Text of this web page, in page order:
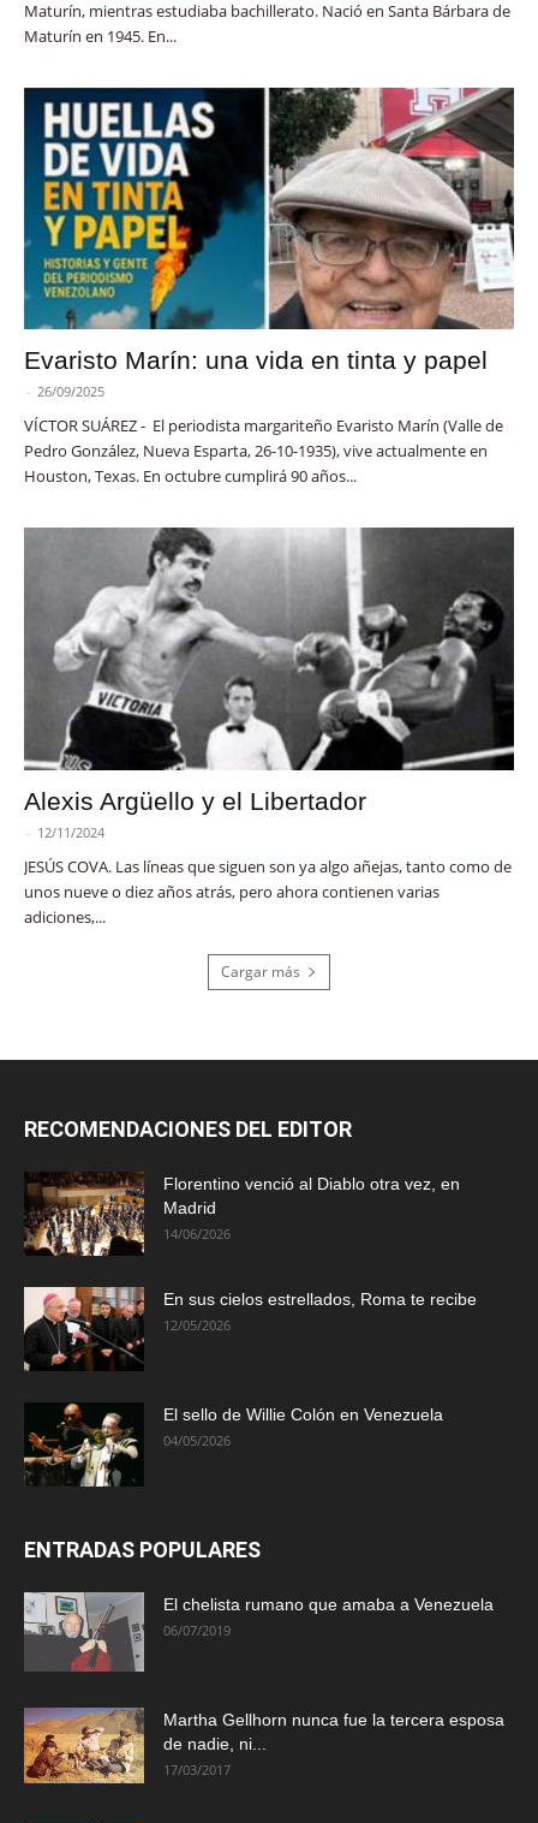
Maturín, mientras estudiaba bachillerato. Nació en Santa Bárbara de
Maturín en 1945. En...
Evaristo Marín: una vida en tinta y papel
- 26/09/2025
VÍCTOR SUÁREZ - El periodista margariteño Evaristo Marín (Valle de
Pedro González, Nueva Esparta, 26-10-1935), vive actualmente en
Houston, Texas. En octubre cumplirá 90 años...
Alexis Argüello y el Libertador
- 12/11/2024
JESÚS COVA. Las líneas que siguen son ya algo añejas, tanto como de
unos nueve o diez años atrás, pero ahora contienen varias
adiciones,...
Cargar más
RECOMENDACIONES DEL EDITOR
Florentino venció al Diablo otra vez, en
Madrid
14/06/2026
En sus cielos estrellados, Roma te recibe
12/05/2026
El sello de Willie Colón en Venezuela
04/05/2026
ENTRADAS POPULARES
El chelista rumano que amaba a Venezuela
06/07/2019
Martha Gellhorn nunca fue la tercera esposa
de nadie, ni...
17/03/2017